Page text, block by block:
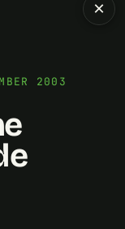
2003
×